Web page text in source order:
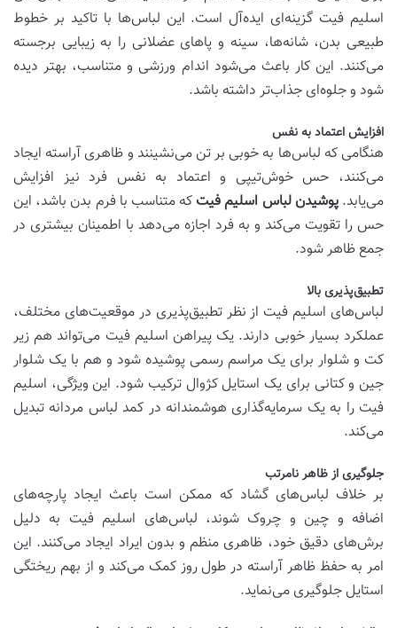
اسلیم فیت گزینه‌ای ایده‌آل است. این لباس‌ها با تاکید بر خطوط
طبیعی بدن، شانه‌ها، سینه و پاهای عضلانی را به زیبایی برجسته
می‌کنند. این کار باعث می‌شود اندام ورزشی و متناسب، بهتر دیده
شود و جلوه‌ای جذاب‌تر داشته باشد.
افزایش اعتماد به نفس
هنگامی که لباس‌ها به خوبی بر تن می‌نشینند و ظاهری آراسته ایجاد
می‌کنند، حس خوش‌تیپی و اعتماد به نفس فرد نیز افزایش
می‌یابد. پوشیدن لباس اسلیم فیت که متناسب با فرم بدن باشد، این
حس را تقویت می‌کند و به فرد اجازه می‌دهد با اطمینان بیشتری در
جمع ظاهر شود.
تطبیق‌پذیری بالا
لباس‌های اسلیم فیت از نظر تطبیق‌پذیری در موقعیت‌های مختلف،
عملکرد بسیار خوبی دارند. یک پیراهن اسلیم فیت می‌تواند هم زیر
کت و شلوار برای یک مراسم رسمی پوشیده شود و هم با یک شلوار
جین و کتانی برای یک استایل کژوال ترکیب شود. این ویژگی، اسلیم
فیت را به یک سرمایه‌گذاری هوشمندانه در کمد لباس مردانه تبدیل
می‌کند.
جلوگیری از ظاهر نامرتب
بر خلاف لباس‌های گشاد که ممکن است باعث ایجاد پارچه‌های
اضافه و چین و چروک شوند، لباس‌های اسلیم فیت به دلیل
برش‌های دقیق خود، ظاهری منظم و بدون ایراد ایجاد می‌کنند. این
امر به حفظ ظاهر آراسته در طول روز کمک می‌کند و از بهم ریختگی
استایل جلوگیری می‌نماید.